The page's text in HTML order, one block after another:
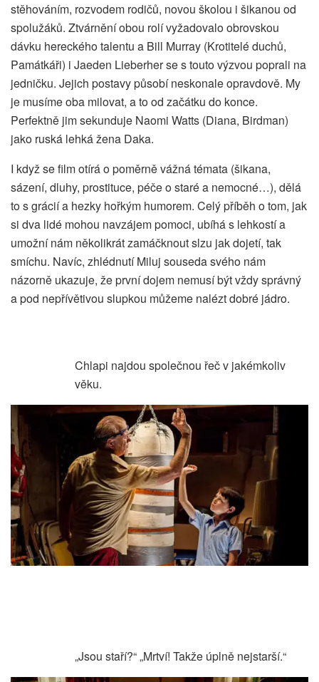
stěhováním, rozvodem rodičů, novou školou i šikanou od
spolužáků. Ztvárnění obou rolí vyžadovalo obrovskou
dávku hereckého talentu a Bill Murray (Krotitelé duchů,
Památkáři) i Jaeden Lieberher se s touto výzvou poprali na
jedničku. Jejich postavy působí neskonale opravdově. My
je musíme oba milovat, a to od začátku do konce.
Perfektně jim sekunduje Naomi Watts (Diana, Birdman)
jako ruská lehká žena Daka.
I když se film otírá o poměrně vážná témata (šikana,
sázení, dluhy, prostituce, péče o staré a nemocné…), dělá
to s grácií a hezky hořkým humorem. Celý příběh o tom, jak
si dva lidé mohou navzájem pomoci, ubíhá s lehkostí a
umožní nám několikrát zamáčknout slzu jak dojetí, tak
smíchu. Navíc, zhlédnutí Miluj souseda svého nám
názorně ukazuje, že první dojem nemusí být vždy správný
a pod nepřívětivou slupkou můžeme nalézt dobré jádro.
Chlapi najdou společnou řeč v jakémkoliv
věku.
„Jsou staří?“ „Mrtví! Takže úplně nejstarší.“